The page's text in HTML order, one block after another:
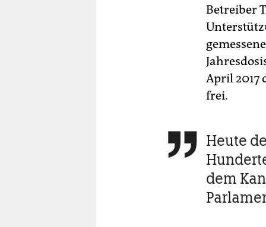
Betreiber
April 2017
frei.
 Heute
dem